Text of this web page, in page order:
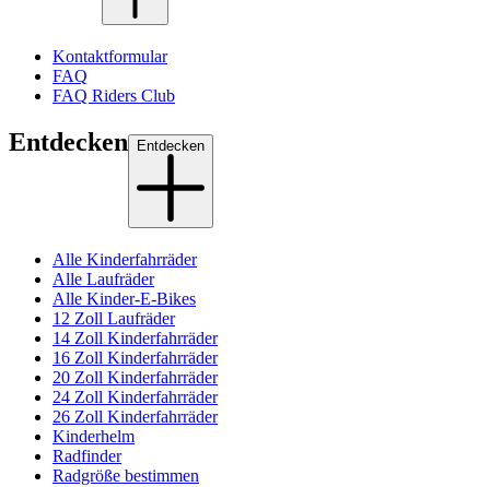
Kontaktformular
FAQ
FAQ Riders Club
Entdecken Entdecken
Alle Kinderfahrräder
Alle Laufräder
Alle Kinder-E-Bikes
12 Zoll Laufräder
14 Zoll Kinderfahrräder
16 Zoll Kinderfahrräder
20 Zoll Kinderfahrräder
24 Zoll Kinderfahrräder
26 Zoll Kinderfahrräder
Kinderhelm
Radfinder
Radgröße bestimmen